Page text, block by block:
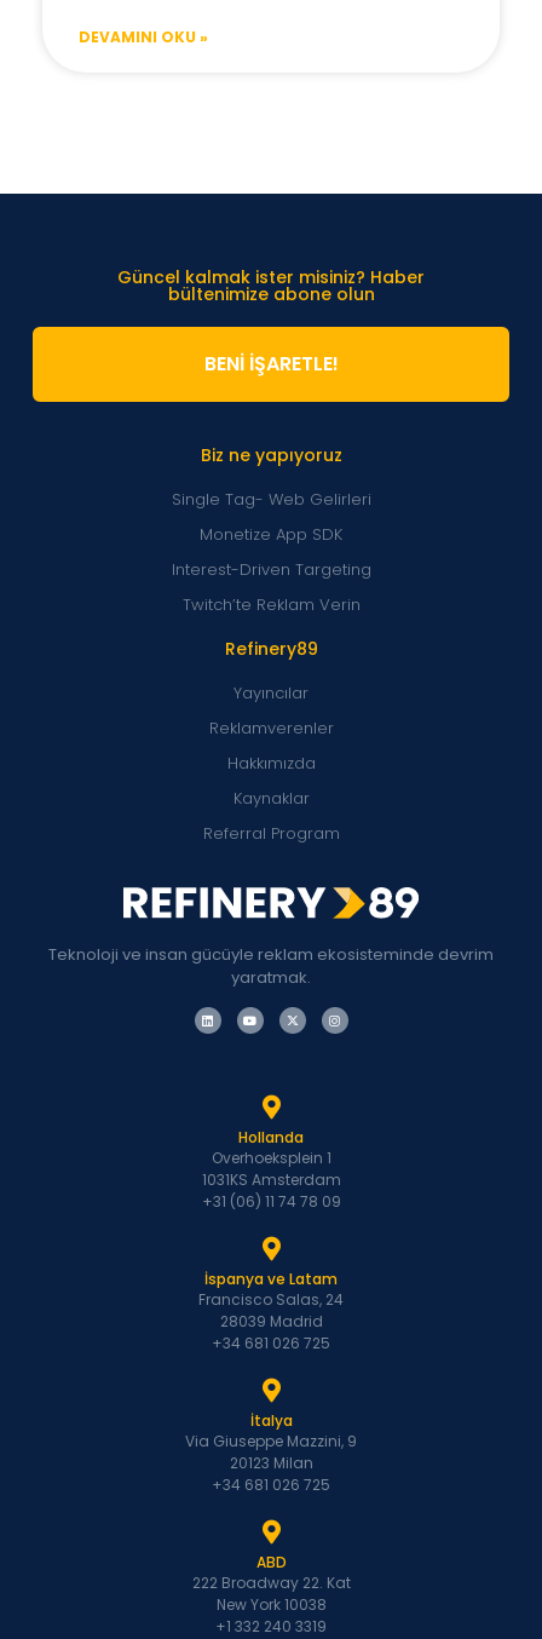
DEVAMINI OKU »
Teknoloji ve insan gücüyle reklam ekosisteminde devrim
yaratmak.
Refinery89
Yayıncılar
Reklamverenler
Hakkımızda
Kaynaklar
Referral Program
Biz ne yapıyoruz
Single Tag- Web Gelirleri
Monetize App SDK
Interest-Driven Targeting
Twitch’te Reklam Verin
Güncel kalmak ister misiniz? Haber
bültenimize abone olun
BENİ İŞARETLE!
Hollanda
Overhoeksplein 1
1031KS Amsterdam
+31 (06) 11 74 78 09
İspanya ve Latam
Francisco Salas, 24
28039 Madrid
+34 681 026 725
İtalya
Via Giuseppe Mazzini, 9
20123 Milan
+34 681 026 725
ABD
222 Broadway 22. Kat
New York 10038
+1 332 240 3319